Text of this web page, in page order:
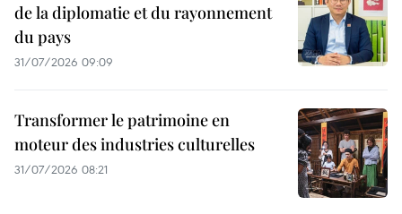
de la diplomatie et du rayonnement
du pays
31/07/2026 09:09
Transformer le patrimoine en
moteur des industries culturelles
31/07/2026 08:21